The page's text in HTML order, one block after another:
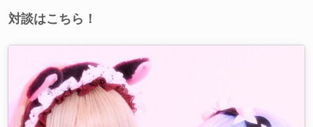
対談はこちら！